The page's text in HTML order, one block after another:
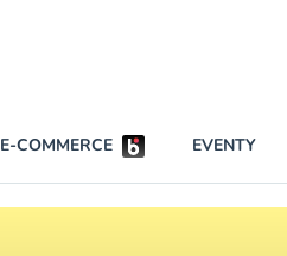
NAJCZĘŚCIEJ CZYTANE
E-COMMERCE EVENTY